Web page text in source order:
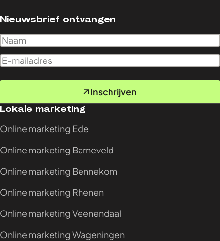
Nieuwsbrief ontvangen
Inschrijven
Lokale marketing
Online marketing Ede
Online marketing Barneveld
Online marketing Bennekom
Online marketing Rhenen
Online marketing Veenendaal
Online marketing Wageningen